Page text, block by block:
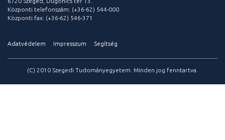
Központi telefonszám: (+36-62) 544-000
Központi fax: (+36-62) 546-371
Adatvédelem Impresszum Segítség
(C) 2010 Szegedi Tudományegyetem. Minden jog fenntartva.